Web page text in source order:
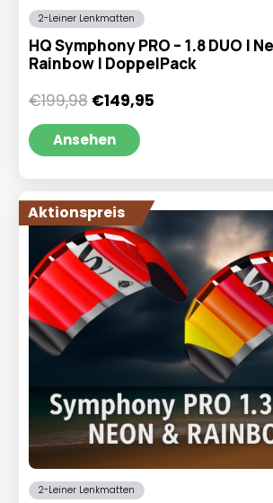
2-Leiner Lenkmatten
HQ Symphony PRO – 1.8 DUO |
Rainbow | DoppelPack
€199,98 Ursprünglicher
Preis
war:
€199,98
€149,95Aktueller
Ansehen
Aktionspreis
2-Leiner Lenkmatten